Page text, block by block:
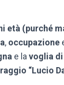
età (purché
, occupazione
e la voglia
“Lucio